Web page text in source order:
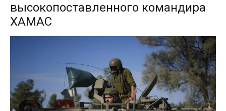
высокопоставленного командира
ХАМАС